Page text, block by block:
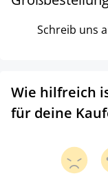
Schreib uns
Wie hilfreich
für deine